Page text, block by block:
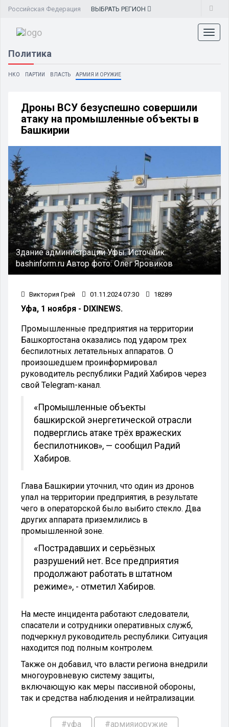
Российская Федерация ВЫБРАТЬ РЕГИОН
Политика
НКО ПАРТИИ ВЛАСТЬ АРМИЯ И ОРУЖИЕ
Дроны ВСУ безуспешно совершили
атаку на промышленные объекты в
Башкирии
Здание администрации Уфы.Источник:
bashinform.ru Автор фото:Олег Яровиков
Виктория Грей 01.11.2024 07:30 18289
Уфа, 1 ноября - DIXINEWS.
Промышленные предприятия на территории
Башкортостана оказались под ударом трех
беспилотных летательных аппаратов. О
произошедшем проинформировал
руководитель республики Радий Хабиров через
свой Telegram-канал.
«Промышленные объекты
башкирской энергетической отрасли
подверглись атаке трёх вражеских
беспилотников», — сообщил Радий
Хабиров.
Глава Башкирии уточнил, что один из дронов
упал на территории предприятия, в результате
чего в операторской было выбито стекло. Два
других аппарата приземлились в
промышленной зоне.
«Пострадавших и серьёзных
разрушений нет. Все предприятия
продолжают работать в штатном
режиме», - отметил Хабиров.
На месте инцидента работают следователи,
спасатели и сотрудники оперативных служб,
подчеркнул руководитель республики. Ситуация
находится под полным контролем.
Также он добавил, что власти региона внедрили
многоуровневую систему защиты,
включающую как меры пассивной обороны,
так и средства наблюдения и нейтрализации.
#уфа #армияиоружие